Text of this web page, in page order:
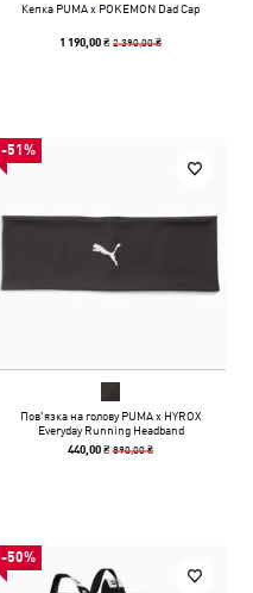
Кепка PUMA x POKEMON Dad Cap
1 190,00 ₴2 390,00 ₴
-51%
Пов'язка на голову PUMA x HYROX
Everyday Running Headband
440,00 ₴890,00 ₴
-50%